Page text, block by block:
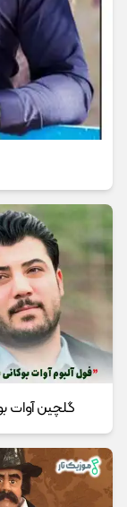
گلچین آوات